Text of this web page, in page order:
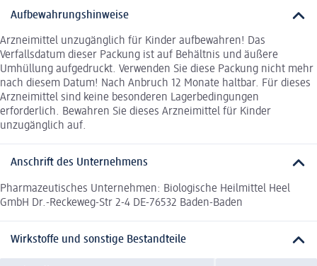
Aufbewahrungshinweise
Arzneimittel unzugänglich für Kinder aufbewahren! Das
Verfallsdatum dieser Packung ist auf Behältnis und äußere
Umhüllung aufgedruckt. Verwenden Sie diese Packung nicht mehr
nach diesem Datum! Nach Anbruch 12 Monate haltbar. Für dieses
Arzneimittel sind keine besonderen Lagerbedingungen
erforderlich. Bewahren Sie dieses Arzneimittel für Kinder
unzugänglich auf.
Anschrift des Unternehmens
Pharmazeutisches Unternehmen: Biologische Heilmittel Heel
GmbH Dr.-Reckeweg-Str 2-4 DE-76532 Baden-Baden
Wirkstoffe und sonstige Bestandteile